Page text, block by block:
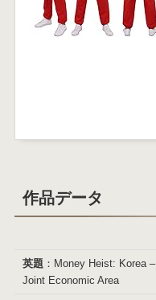
作品データ
英題 ：Money Heist: Korea –
Joint Economic Area